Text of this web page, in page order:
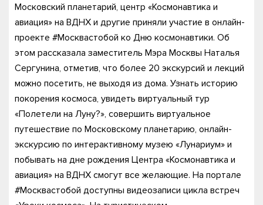
Московский планетарий, центр «Космонавтика и
авиация» на ВДНХ и другие приняли участие в онлайн-
проекте #Москвастобой ко Дню космонавтики. Об
этом рассказала заместитель Мэра Москвы Наталья
Сергунина, отметив, что более 20 экскурсий и лекций
можно посетить, не выходя из дома. Узнать историю
покорения космоса, увидеть виртуальный тур
«Полетели на Луну?», совершить виртуальное
путешествие по Московскому планетарию, онлайн-
экскурсию по интерактивному музею «Лунариум» и
побывать на дне рождения Центра «Космонавтика и
авиация» на ВДНХ смогут все желающие. На портале
#Москвастобой доступны видеозаписи цикла встреч